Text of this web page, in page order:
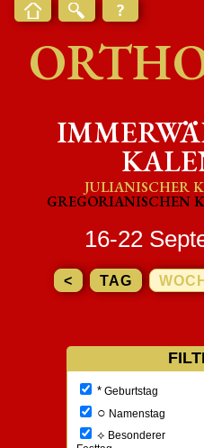
JULIANISCHER
GREGORIANISCHEN
16-22
< TAG
*Geburtstag
○ Namenstag
⟡ Besonderer